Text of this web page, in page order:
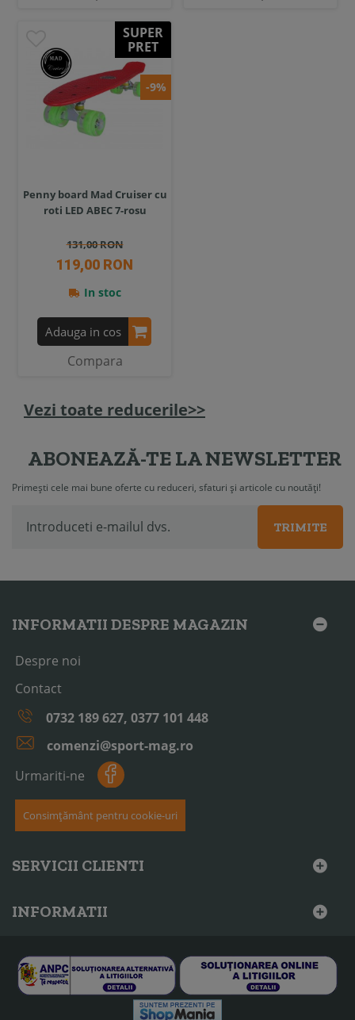
SUPER
PRET
-9%
Penny board Mad Cruiser cu
roti LED ABEC 7-rosu
131,00 RON
119,00 RON
In stoc
Adauga in cos
Compara
Vezi toate reducerile>>
ABONEAZĂ-TE LA NEWSLETTER
Primești cele mai bune oferte cu reduceri, sfaturi și articole cu noutăți!
TRIMITE
INFORMATII DESPRE MAGAZIN
Despre noi
Contact
0732 189 627, 0377 101 448
comenzi@sport-mag.ro
Urmariti-ne
Consimțământ pentru cookie-uri
SERVICII CLIENTI
INFORMATII